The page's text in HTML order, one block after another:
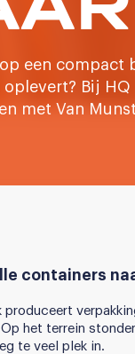
een
Bij
met Van
containers
produceert
het terrein
te veel plek in.